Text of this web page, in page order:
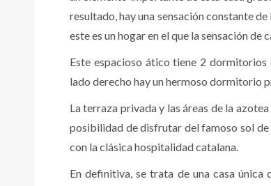
resultado, hay una sensación constante
este es un hogar en el que la sensación
Este espacioso ático tiene 2
lado derecho hay un hermoso dormitorio
La terraza privada y las áreas de la
posibilidad de disfrutar del famoso sol
con la clásica hospitalidad catalana.
En definitiva, se trata de una casa